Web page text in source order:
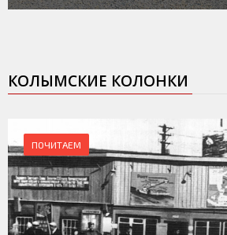
КОЛЫМСКИЕ КОЛОНКИ
ПОЧИТАЕМ